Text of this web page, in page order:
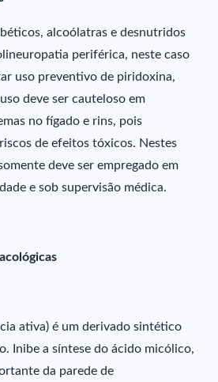
alcoólatras e desnutridos
periférica, neste caso
uso preventivo de piridoxina,
deve ser cauteloso em
no fígado e rins, pois
de efeitos tóxicos. Nestes
deve ser empregado em
e sob supervisão médica.
ativa) é um derivado sintético
Inibe a síntese do ácido micólico,
da parede de